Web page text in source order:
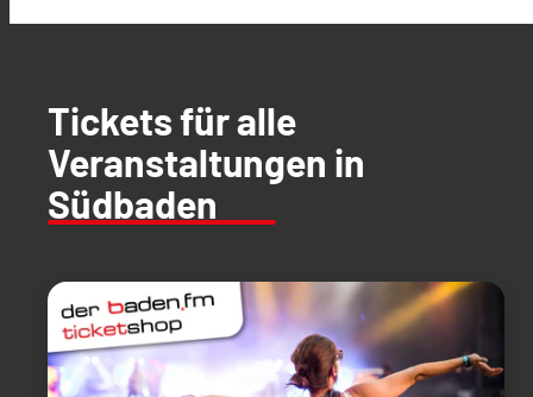
Tickets für alle
Veranstaltungen in
Südbaden